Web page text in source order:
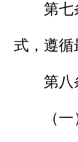
第七条
式，遵
第八条
（一）